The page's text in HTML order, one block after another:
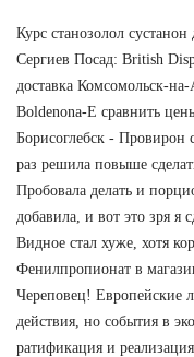
Курс станозолол
Сергиев Посад: British
доставка Комсомольск-
Boldenona-E сравнить
Борисоглебск - Провирон
раз решила повыше
Пробовала делать и
добавила, и вот это зря я
Видное стал хуже, хотя
Фенилпропионат в
Череповец! Европейские
действия, но события в
ратификация и